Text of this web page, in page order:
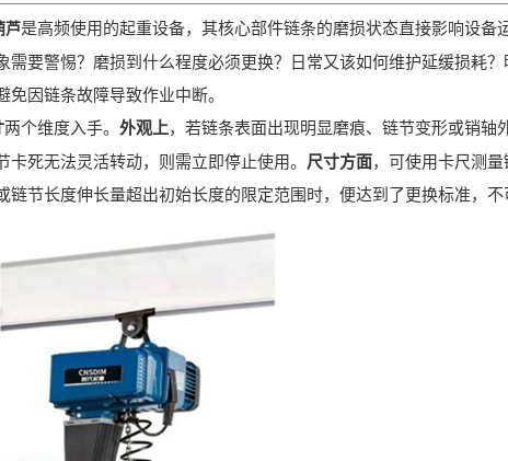
芦是高频使用的起重设备，其核心部件链条的磨损状态直接影响设备
要警惕？磨损到什么程度必须更换？日常又该如何维护延缓损耗
因链条故障导致作业中断。
两个维度入手。 外观上，若链条表面出现明显磨痕、链节变形或销轴
死无法灵活转动，则需立即停止使用。 尺寸方面，可使用卡尺测量
节长度伸长量超出初始长度的限定范围时，便达到了更换标准，不